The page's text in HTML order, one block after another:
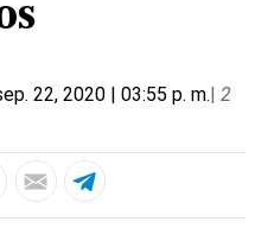
22, 2020 | 03:55 p. m.| 2